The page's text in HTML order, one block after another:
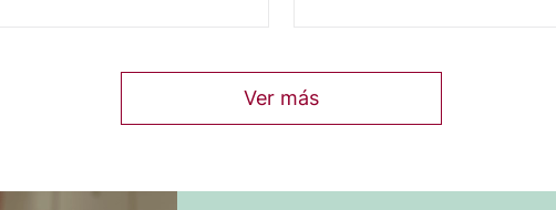
Ver más